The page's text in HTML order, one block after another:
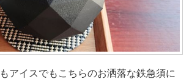
アイスでもこちらのお洒落な鉄急須に